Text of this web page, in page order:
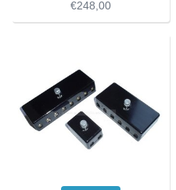
€248,00